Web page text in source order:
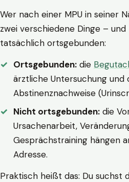
Wer nach einer MPU in seiner
zwei verschiedene Dinge –
tatsächlich ortsgebunden:
Ortsgebunden: die
ärztliche Untersuchung und
Abstinenznachweise
Nicht ortsgebunden: die
Ursachenarbeit,
Gesprächstraining hängen
Adresse.
Praktisch heißt das: Du suchst